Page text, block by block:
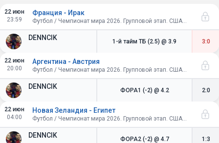
22 июн
23:59
DENNCIK
Франция - Ирак
Футбол / Чемпионат мира 2026. Групповой этап. США-Канада-Мексика
1-й тайм ТБ (2.5) @ 3.9 3:0
22 июн
20:00
DENNCIK
Аргентина - Австрия
Футбол / Чемпионат мира 2026. Групповой этап. США-Канада-Мексика
ФОРА1 (-2) @ 4.2 2:0
22 июн
04:00
DENNCIK
Новая Зеландия - Египет
Футбол / Чемпионат мира 2026. Групповой этап. США-Канада-Мексика
ФОРА2 (-2) @ 4.7 1:3